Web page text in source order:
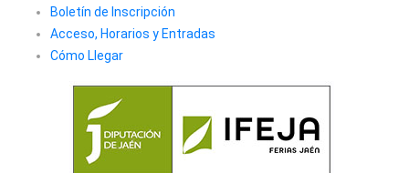
Boletín de Inscripción
Acceso, Horarios y Entradas
Cómo Llegar